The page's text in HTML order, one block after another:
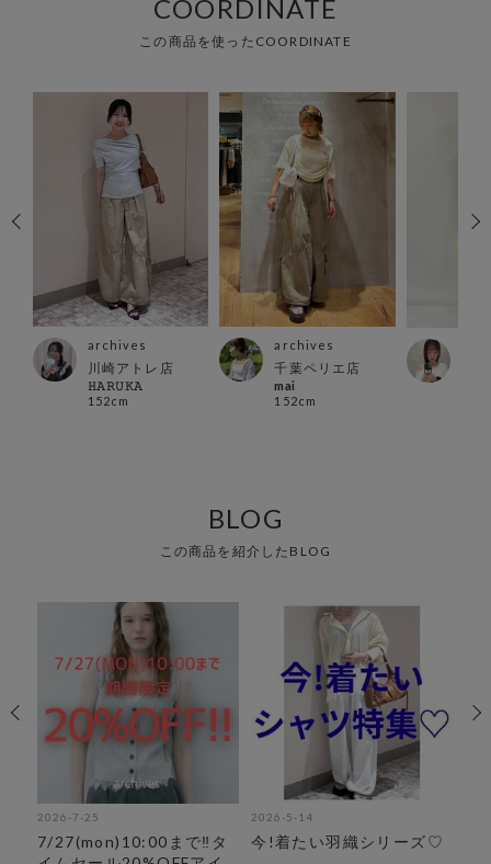
COORDINATE
この商品を使ったCOORDINATE
archives
川崎アトレ店
𝙷𝙰𝚁𝚄𝙺𝙰
152cm
archives
千葉ペリエ店
mai
152cm
BLOG
この商品を紹介したBLOG
2026-7-25
7/27(mon)10:00まで‼︎タ
2026-5-14
今!着たい羽織シリーズ♡